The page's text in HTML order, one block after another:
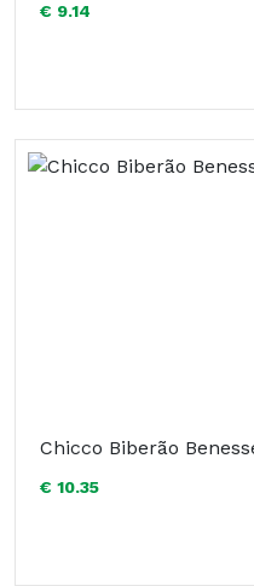
€ 9.14
Chicco Biberão
€ 10.35